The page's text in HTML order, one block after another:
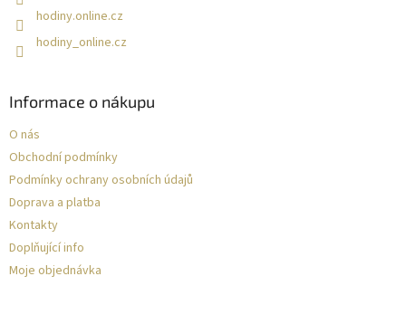
hodiny.online.cz
hodiny_online.cz
Informace o nákupu
O nás
Obchodní podmínky
Podmínky ochrany osobních údajů
Doprava a platba
Kontakty
Doplňující info
Moje objednávka